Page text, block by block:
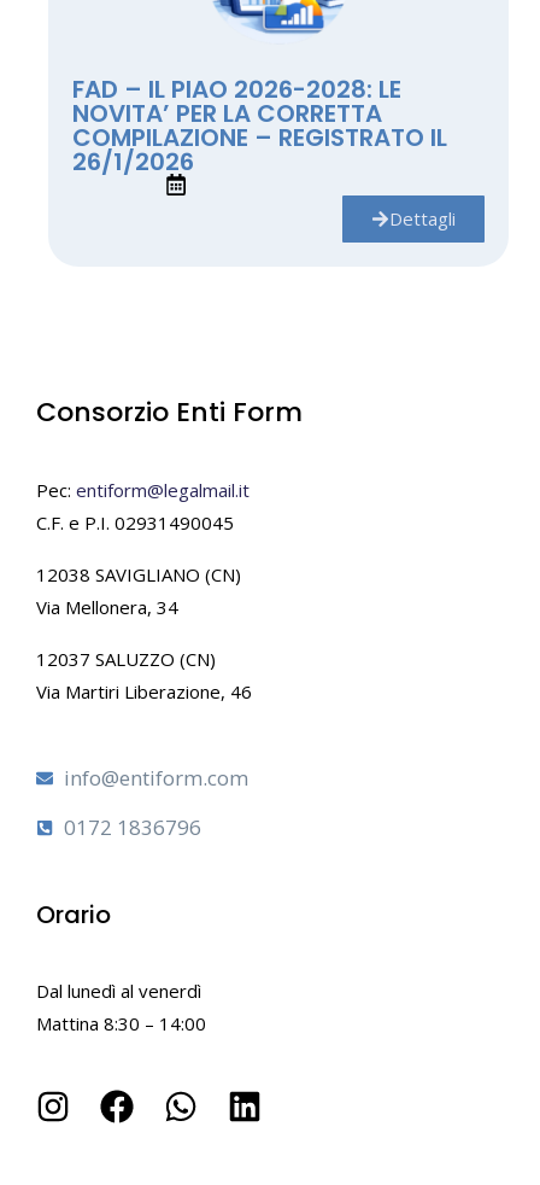
FAD – IL PIAO 2026-2028: LE
NOVITA’ PER LA CORRETTA
COMPILAZIONE – REGISTRATO IL
26/1/2026
Dettagli
Consorzio Enti Form
Pec: entiform@legalmail.it
C.F. e P.I. 02931490045
12038 SAVIGLIANO (CN)
Via Mellonera, 34
12037 SALUZZO (CN)
Via Martiri Liberazione, 46
info@entiform.com
0172 1836796
Orario
Dal lunedì al venerdì
Mattina 8:30 – 14:00